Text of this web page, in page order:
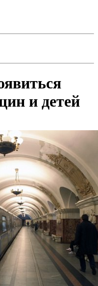
и детей